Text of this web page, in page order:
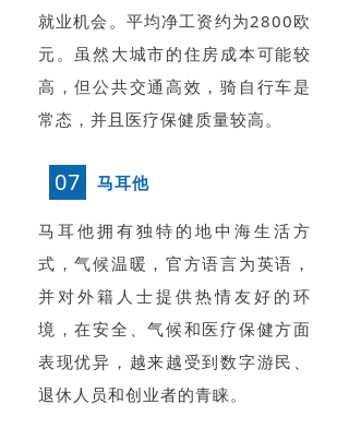
就业机会。平均净工资约为2800欧
元。虽然大城市的住房成本可能较
高，但公共交通高效，骑自行车是
常态，并且医疗保健质量较高。
07 马耳他
马耳他拥有独特的地中海生活方
式，气候温暖，官方语言为英语，
并对外籍人士提供热情友好的环
境，在安全、气候和医疗保健方面
表现优异，越来越受到数字游民、
退休人员和创业者的青睐。